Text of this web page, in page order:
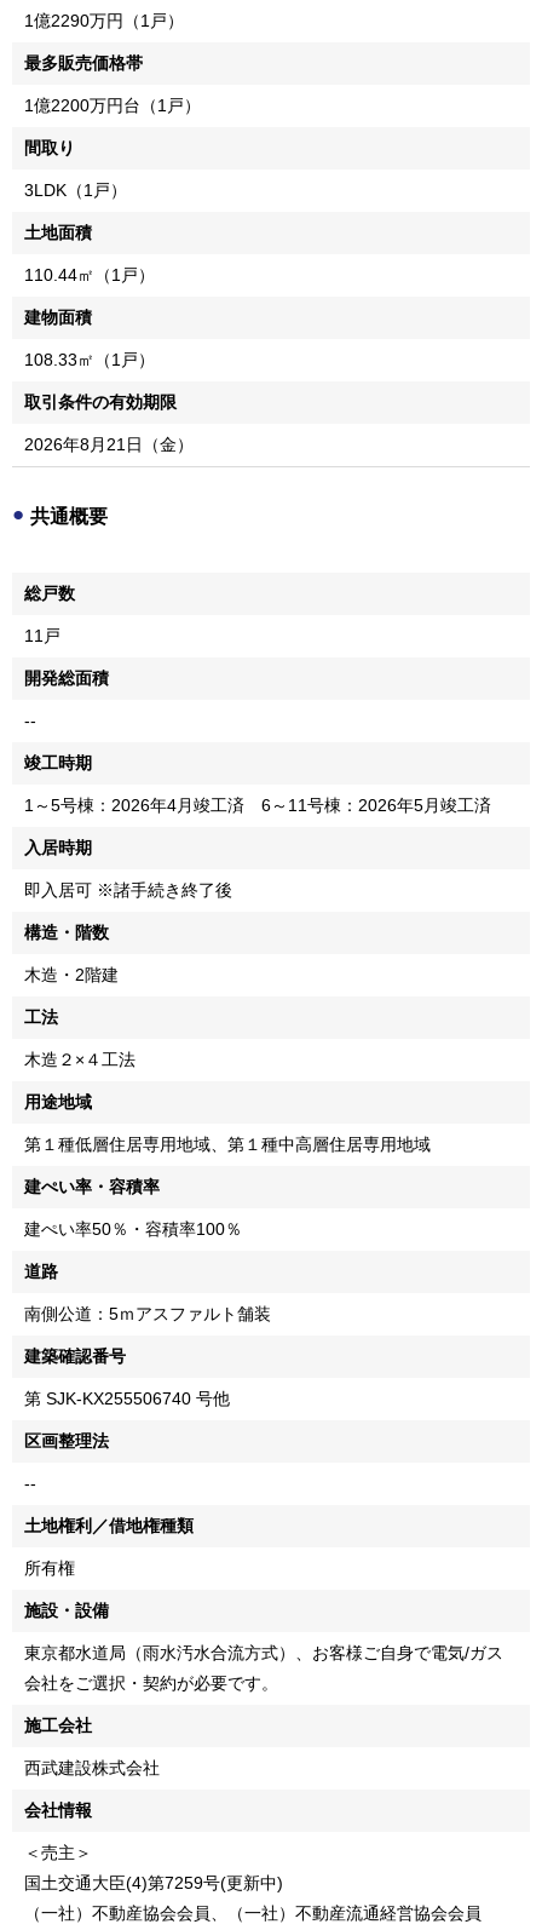
1億2290万円（1戸）
最多販売価格帯
1億2200万円台（1戸）
間取り
3LDK（1戸）
土地面積
110.44㎡（1戸）
建物面積
108.33㎡（1戸）
取引条件の有効期限
2026年8月21日（金）
共通概要
総戸数
11戸
開発総面積
--
竣工時期
1～5号棟：2026年4月竣工済 6～11号棟：2026年5月竣工済
入居時期
即入居可 ※諸手続き終了後
構造・階数
木造・2階建
工法
木造２×４工法
用途地域
第１種低層住居専用地域、第１種中高層住居専用地域
建ぺい率・容積率
建ぺい率50％・容積率100％
道路
南側公道：5ｍアスファルト舗装
建築確認番号
第 SJK-KX255506740 号他
区画整理法
--
土地権利／借地権種類
所有権
施設・設備
東京都水道局（雨水汚水合流方式）、お客様ご自身で電気/ガス
会社をご選択・契約が必要です。
施工会社
西武建設株式会社
会社情報
＜売主＞
国土交通大臣(4)第7259号(更新中)
（一社）不動産協会会員、（一社）不動産流通経営協会会員